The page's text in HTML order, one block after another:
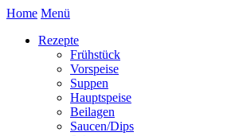
Home Menü
Rezepte
Frühstück
Vorspeise
Suppen
Hauptspeise
Beilagen
Saucen/Dips